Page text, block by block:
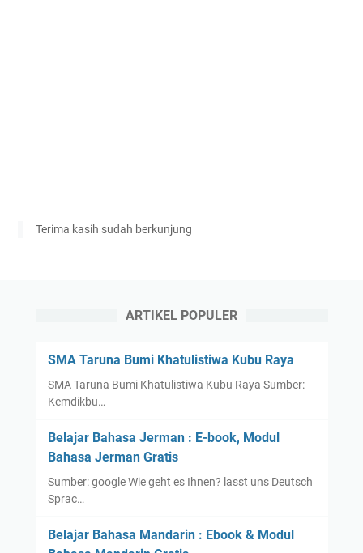
Terima kasih sudah berkunjung
ARTIKEL POPULER
SMA Taruna Bumi Khatulistiwa Kubu Raya
SMA Taruna Bumi Khatulistiwa Kubu Raya Sumber:
Kemdikbu…
Belajar Bahasa Jerman : E-book, Modul
Bahasa Jerman Gratis
Sumber: google Wie geht es Ihnen? lasst uns Deutsch
Sprac…
Belajar Bahasa Mandarin : Ebook & Modul